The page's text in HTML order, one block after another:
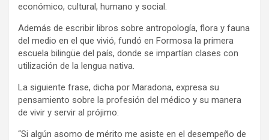
económico, cultural, humano y social.
Además de escribir libros sobre antropología, flora y fauna
del medio en el que vivió, fundó en Formosa la primera
escuela bilingüe del país, donde se impartían clases con
utilización de la lengua nativa.
La siguiente frase, dicha por Maradona, expresa su
pensamiento sobre la profesión del médico y su manera
de vivir y servir al prójimo:
“Si algún asomo de mérito me asiste en el desempeño de